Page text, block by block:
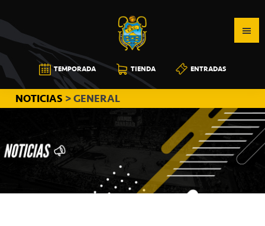
a
la
navegación
principal
al
contenido
principal
a
la
barra
lateral
principal
CB
CANARIAS
TEMPORADA TIENDA ENTRADAS
NOTICIAS > GENERAL